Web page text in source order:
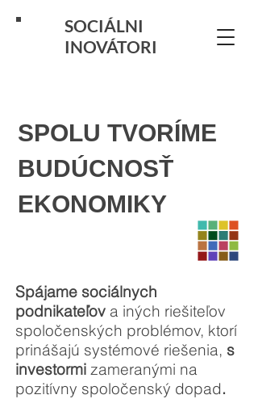
SOCIÁLNI
INOVÁTORI
SPOLU TVORÍME
BUDÚCNOSŤ
EKONOMIKY
Spájame sociálnych
podnikateľov a iných riešiteľov
spoločenských problémov, ktorí
prinášajú systémové riešenia, s
investormi zameranými na
pozitívny spoločenský dopad.